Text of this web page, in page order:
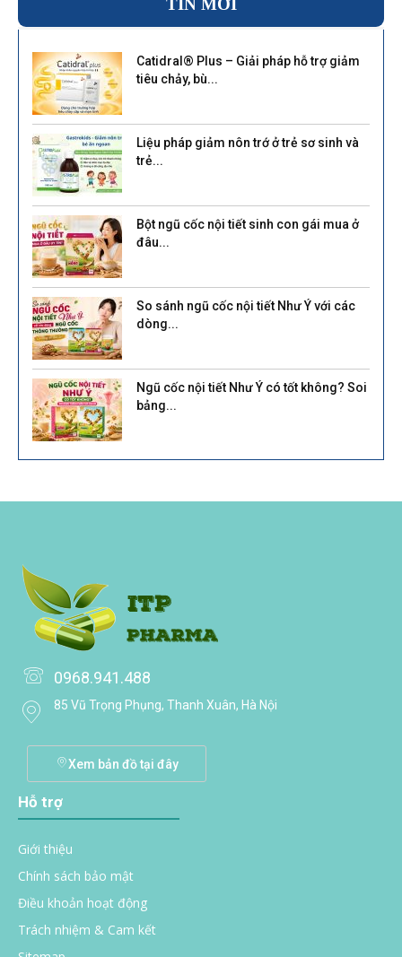
TIN MỚI
Catidral® Plus – Giải pháp hỗ trợ giảm
tiêu chảy, bù...
Liệu pháp giảm nôn trớ ở trẻ sơ sinh và
trẻ...
Bột ngũ cốc nội tiết sinh con gái mua ở
đâu...
So sánh ngũ cốc nội tiết Như Ý với các
dòng...
Ngũ cốc nội tiết Như Ý có tốt không? Soi
bảng...
0968.941.488
85 Vũ Trọng Phụng, Thanh Xuân, Hà Nội
Xem bản đồ tại đây
Hỗ trợ
Giới thiệu
Chính sách bảo mật
Điều khoản hoạt động
Trách nhiệm & Cam kết